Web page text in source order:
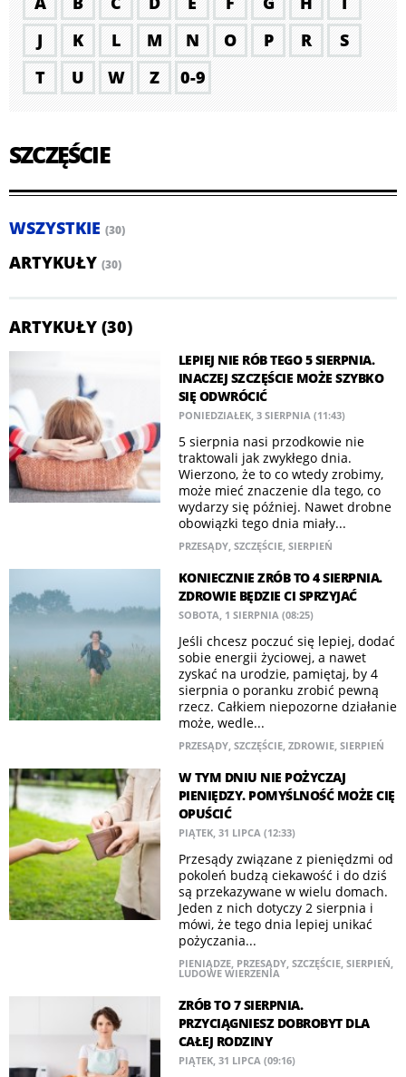
J
K L M N O P R
S
T
U W Z 0-9
SZCZĘŚCIE
WSZYSTKIE (30)
ARTYKUŁY (30)
ARTYKUŁY (30)
LEPIEJ NIE RÓB TEGO 5 SIERPNIA.
INACZEJ SZCZĘŚCIE MOŻE SZYBKO
SIĘ ODWRÓCIĆ
PONIEDZIAŁEK, 3 SIERPNIA (11:43)
5 sierpnia nasi przodkowie nie
traktowali jak zwykłego dnia.
Wierzono, że to co wtedy zrobimy,
może mieć znaczenie dla tego, co
wydarzy się później. Nawet drobne
obowiązki tego dnia miały...
PRZESĄDY, SZCZĘŚCIE, SIERPIEŃ
KONIECZNIE ZRÓB TO 4 SIERPNIA.
ZDROWIE BĘDZIE CI SPRZYJAĆ
SOBOTA, 1 SIERPNIA (08:25)
Jeśli chcesz poczuć się lepiej, dodać
sobie energii życiowej, a nawet
zyskać na urodzie, pamiętaj, by 4
sierpnia o poranku zrobić pewną
rzecz. Całkiem niepozorne działanie
może, wedle...
PRZESĄDY, SZCZĘŚCIE, ZDROWIE, SIERPIEŃ
W TYM DNIU NIE POŻYCZAJ
PIENIĘDZY. POMYŚLNOŚĆ MOŻE CIĘ
OPUŚCIĆ
PIĄTEK, 31 LIPCA (12:33)
Przesądy związane z pieniędzmi od
pokoleń budzą ciekawość i do dziś
są przekazywane w wielu domach.
Jeden z nich dotyczy 2 sierpnia i
mówi, że tego dnia lepiej unikać
pożyczania...
PIENIĄDZE, PRZESĄDY, SZCZĘŚCIE, SIERPIEŃ,
LUDOWE WIERZENIA
ZRÓB TO 7 SIERPNIA.
PRZYCIĄGNIESZ DOBROBYT DLA
CAŁEJ RODZINY
PIĄTEK, 31 LIPCA (09:16)